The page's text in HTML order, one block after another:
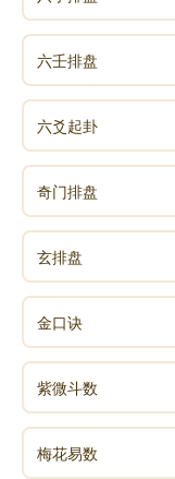
六壬排盘
六爻起卦
奇门排盘
玄排盘
金口诀
紫微斗数
梅花易数